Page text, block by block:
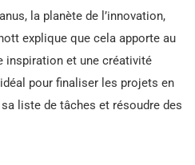
la planète de l’innovation,
explique que cela apporte au
inspiration et une créativité
pour finaliser les projets en
liste de tâches et résoudre des